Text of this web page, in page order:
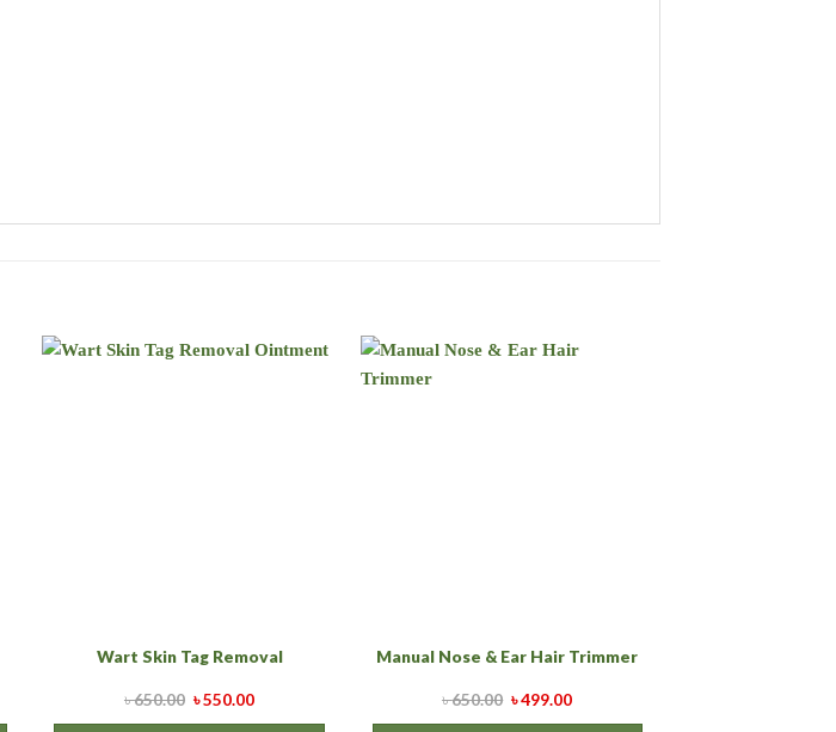
Wart Skin Tag Removal
৳650.00 ৳550.00
Manual Nose & Ear Hair Trimmer
৳650.00 ৳499.00